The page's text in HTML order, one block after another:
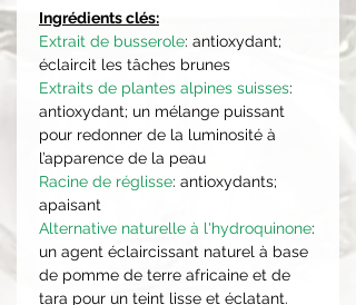
Ingrédients clés:
Extrait de busserole: antioxydant;
éclaircit les tâches brunes
Extraits de plantes alpines suisses:
antioxydant; un mélange puissant
pour redonner de la luminosité à
l’apparence de la peau
Racine de réglisse: antioxydants;
apaisant
Alternative naturelle à l'hydroquinone:
un agent éclaircissant naturel à base
de pomme de terre africaine et de
tara pour un teint lisse et éclatant.